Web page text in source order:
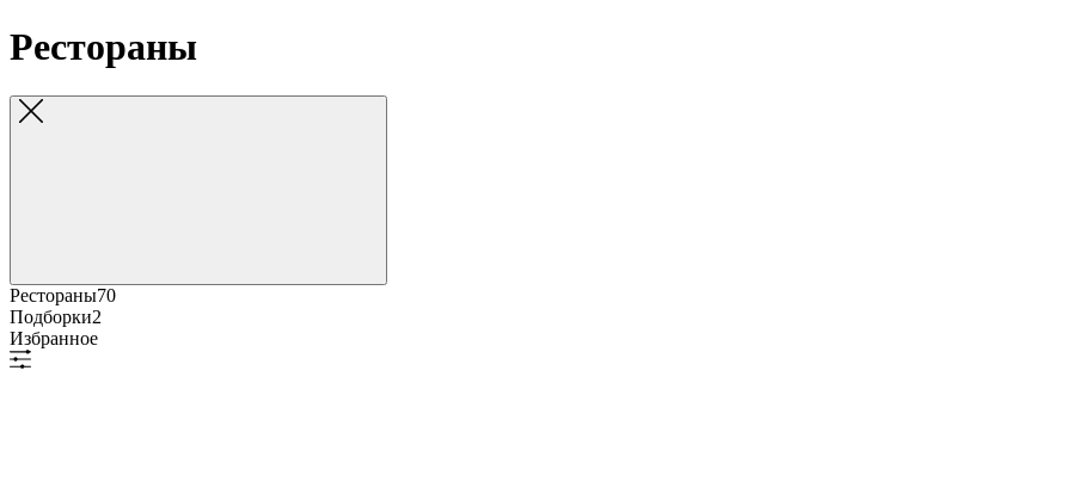
Рестораны
Рестораны70
Подборки2
Избранное